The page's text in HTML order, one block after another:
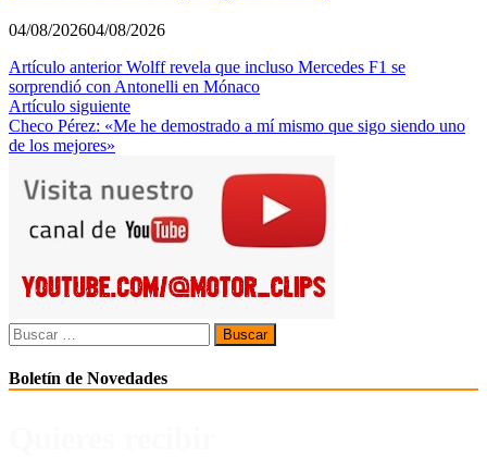
04/08/202604/08/2026
Navegación
de
entradas
Artículo anterior Wolff revela que incluso Mercedes F1 se
sorprendió con Antonelli en Mónaco
Artículo siguiente
Checo Pérez: «Me he demostrado a mí mismo que sigo siendo uno
de los mejores»
Buscar:
Boletín de Novedades